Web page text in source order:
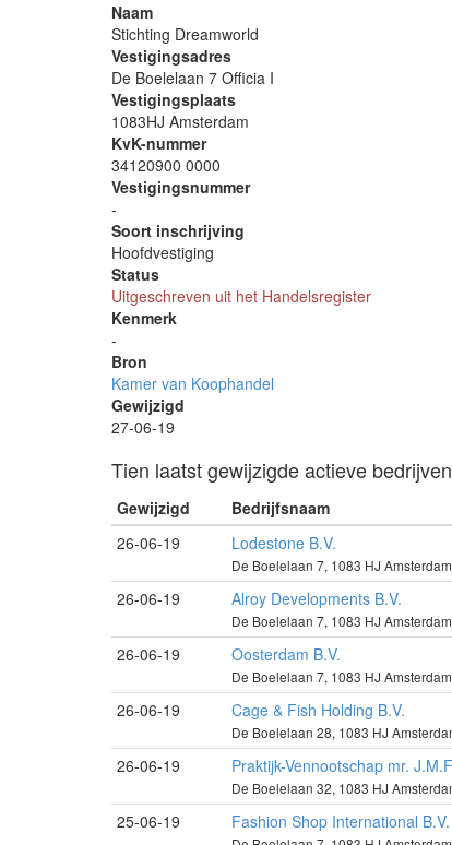
Naam
Stichting Dreamworld
Vestigingsadres
De Boelelaan 7 Officia I
Vestigingsplaats
1083HJ Amsterdam
KvK-nummer
34120900 0000
Vestigingsnummer
-
Soort inschrijving
Hoofdvestiging
Status
Uitgeschreven uit het Handelsregister
Kenmerk
-
Bron
Kamer van Koophandel
Gewijzigd
27-06-19
Tien laatst gewijzigde actieve
Gewijzigd Bedrijfsnaam
26-06-19
Lodestone B.V.
De Boelelaan 7, 1083 HJ Amsterdam
26-06-19 Alroy Developments B.V.
De Boelelaan 7, 1083 HJ Amsterdam
26-06-19 Oosterdam B.V.
De Boelelaan 7, 1083 HJ Amsterdam
26-06-19 Cage & Fish Holding B.V.
De Boelelaan 28, 1083 HJ
26-06-19 Praktijk-Vennootschap mr.
De Boelelaan 32, 1083 HJ
25-06-19 Fashion Shop International B.V.